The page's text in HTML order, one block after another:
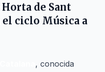
Horta de Sant
el ciclo Música a
, conocida